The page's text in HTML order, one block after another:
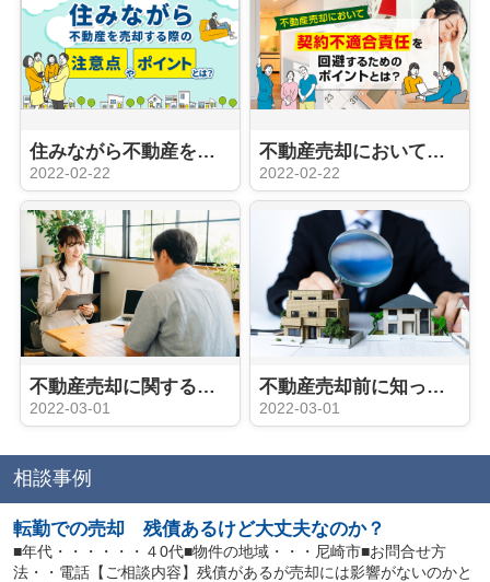
住みながら不動産を売却する際の注意点やポイントとは？
2022-02-22
不動産売却において「契約不適合責任」を回避するためのポイントとは？
2022-02-22
不動産売却に関する相談窓口を内容別にご紹介
2022-03-01
不動産売却前に知っておきたい2つの査定方法と依頼のポイントとは？
2022-03-01
相談事例
転勤での売却 残債あるけど大丈夫なのか？
■年代・・・・・・４0代■物件の地域・・・尼崎市■お問合せ方
法・・電話【ご相談内容】残債があるが売却には影響がないのかと